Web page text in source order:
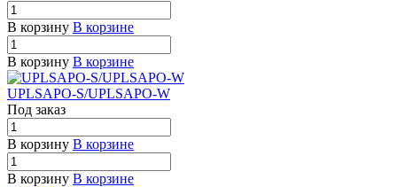
В корзину В корзине
В корзину В корзине
UPLSAPO-S/UPLSAPO-W
Под заказ
В корзину В корзине
В корзину В корзине